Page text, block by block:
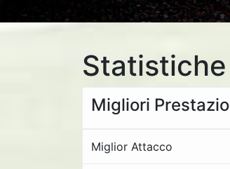
Migliori
Miglior Attacco